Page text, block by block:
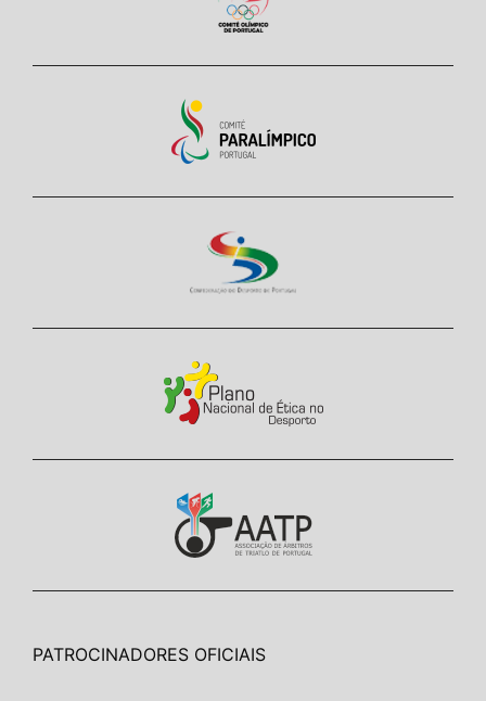
PATROCINADORES OFICIAIS